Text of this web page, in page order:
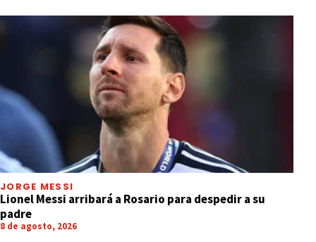
JORGE MESSI
Lionel Messi arribará a Rosario para despedir a su
padre
8 de agosto, 2026